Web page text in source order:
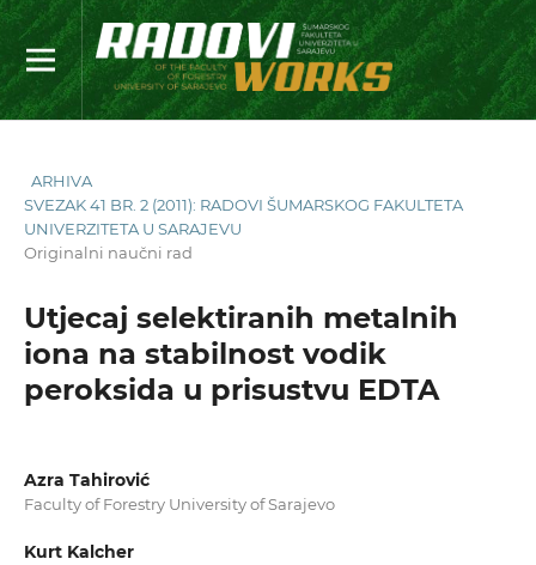
ARHIVA
SVEZAK 41 BR. 2 (2011): RADOVI ŠUMARSKOG FAKULTETA
UNIVERZITETA U SARAJEVU
Originalni naučni rad
Utjecaj selektiranih metalnih
iona na stabilnost vodik
peroksida u prisustvu EDTA
Azra Tahirović
Faculty of Forestry University of Sarajevo
Kurt Kalcher